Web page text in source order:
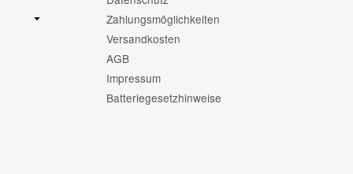
Zahlungsmöglichkeiten
Versandkosten
AGB
Impressum
Batteriegesetzhinweise